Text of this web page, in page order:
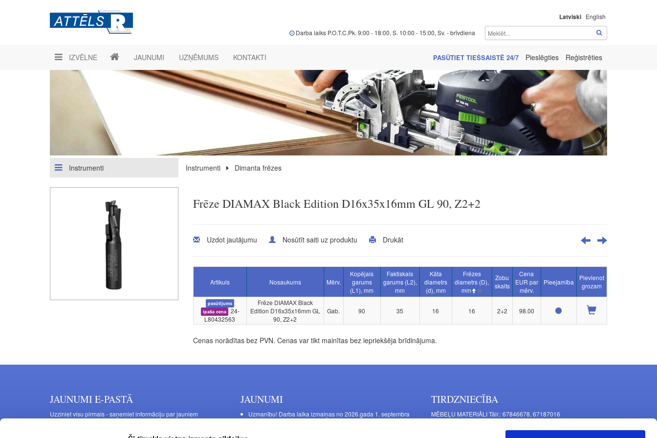
Latviski English
Darba laiks P.O.T.C.Pk. 9:00 - 18:00, S. 10:00 - 15:00, Sv. - brīvdiena
IZVĒLNE JAUNUMI UZŅĒMUMS KONTAKTI PASŪTIET TIEŠSAISTĒ 24/7 Pieslēgties Reģistrēties
Instrumenti Instrumenti Dimanta frēzes
Frēze DIAMAX Black Edition D16x35x16mm GL 90, Z2+2
Uzdot jautājumu Nosūtīt saiti uz produktu Drukāt
Artikuls Nosaukums Mērv.
Kopējais
garums
(L1), mm
Faktiskais
garums (L2),
mm
Kāta
diametrs
(d), mm
Frēzes
diametrs (D),
mm
Zobu
skaits
Cena
EUR par
mērv.
Pieejamība
Pievienot
grozam
pasūtījums
īpaša cena
24-
L80432563
Frēze DIAMAX Black
Edition D16x35x16mm GL
90, Z2+2
Gab. 90 35 16 16 2+2 98.00
Cenas norādītas bez PVN. Cenas var tikt mainītas bez iepriekšēja brīdinājuma.
JAUNUMI E-PASTĀ
Uzziniet visu pirmais - saņemiet informāciju par jauniem
JAUNUMI
Uzmanību! Darba laika izmaiņas no 2026.gada 1. septembra
TIRDZNIECĪBA
MĒBEĻU MATERIĀLI Tālr.: 67846678, 67187016
Mašīnu iela 11, Rīga, LV-1063, Latvija